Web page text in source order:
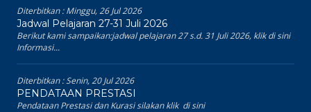
Diterbitkan :Minggu, 26 Jul 2026
Jadwal Pelajaran 27-31 Juli 2026
Berikut kami sampaikan:jadwal pelajaran 27 s.d. 31 Juli 2026, klik di sini
Informasi...
Diterbitkan :Senin, 20 Jul 2026
PENDATAAN PRESTASI
Pendataan Prestasi dan Kurasi silakan klik di sini